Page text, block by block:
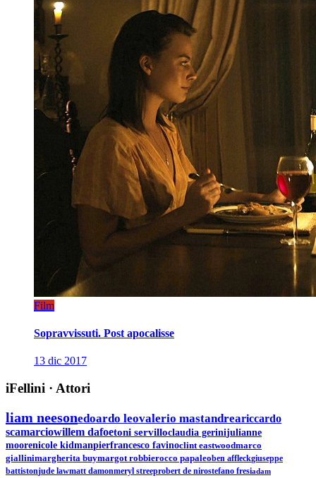
Film
Sopravvissuti. Post apocalisse
13 dic 2017
iFellini · Attori
liam neesonedoardo leovalerio mastandreariccardo
scamarciowillem dafoetoni servilloclaudia gerinijulianne
moorenicole kidmanpierfrancesco favinoclint eastwoodmarco
giallinimargherita buymargot robbierocco papaleoben affleckgiuseppe
battistonjude lawmatt damonmeryl streeprobert de nirostefano fresiadam